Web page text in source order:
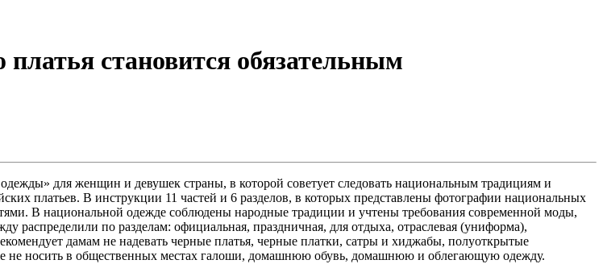
становится обязательным
для женщин и девушек страны, в которой советует следовать национальным традициям и
платьев. В инструкции 11 частей и 6 разделов, в которых представлены фотографии национальных
В национальной одежде соблюдены народные традиции и учтены требования современной моды,
по разделам: официальная, праздничная, для отдыха, отраслевая (униформа),
дамам не надевать черные платья, черные платки, сатры и хиджабы, полуоткрытые
не носить в общественных местах галоши, домашнюю обувь, домашнюю и облегающую одежду.